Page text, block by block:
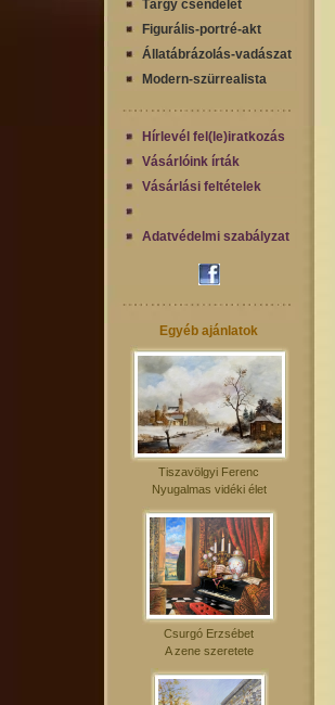
Tárgy csendélet
Figurális-portré-akt
Állatábrázolás-vadászat
Modern-szürrealista
Hírlevél fel(le)iratkozás
Vásárlóink írták
Vásárlási feltételek
Adatvédelmi szabályzat
Egyéb ajánlatok
Tiszavölgyi Ferenc
Nyugalmas vidéki élet
Csurgó Erzsébet
A zene szeretete